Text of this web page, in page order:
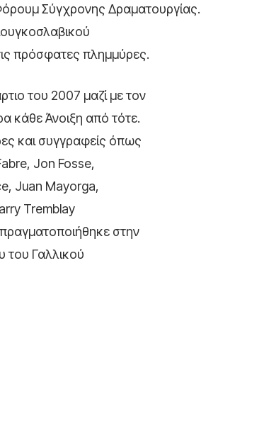
Σύγχρονης Δραματουργίας.
πρόσφατες πλημμύρες.
του 2007 μαζί με τον
κάθε Άνοιξη από τότε.
και συγγραφείς όπως
Jon Fosse,
Juan Mayorga,
Tremblay
στην
του Γαλλικού